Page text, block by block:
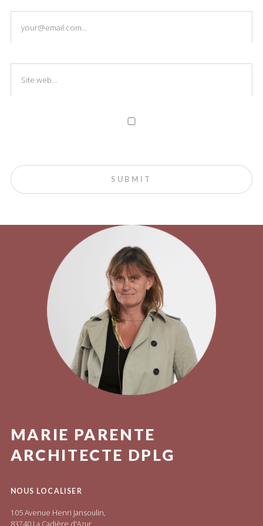
MARIE PARENTE
ARCHITECTE DPLG
NOUS LOCALISER
105 Avenue Henri Jansoulin,
83740 La Cadière d'Azur